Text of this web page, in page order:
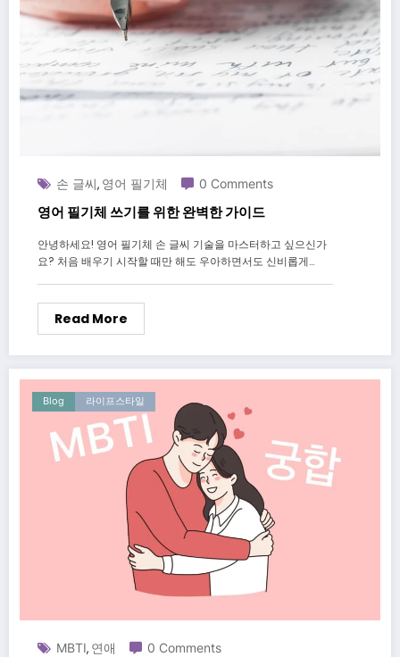
손 글씨, 영어 필기체 0 Comments
영어 필기체 쓰기를 위한 완벽한 가이드
안녕하세요! 영어 필기체 손 글씨 기술을 마스터하고 싶으신가
요? 처음 배우기 시작할 때만 해도 우아하면서도 신비롭게…
Read More
Blog 라이프스타일
MBTI, 연애 0 Comments